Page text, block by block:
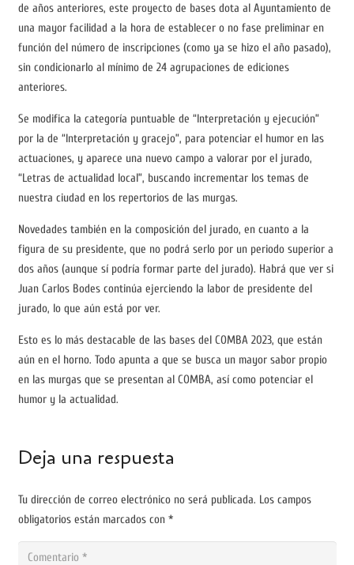
de años anteriores, este proyecto de bases dota al Ayuntamiento de
una mayor facilidad a la hora de establecer o no fase preliminar en
función del número de inscripciones (como ya se hizo el año pasado),
sin condicionarlo al mínimo de 24 agrupaciones de ediciones
anteriores.
Se modifica la categoría puntuable de “Interpretación y ejecución”
por la de “Interpretación y gracejo”, para potenciar el humor en las
actuaciones, y aparece una nuevo campo a valorar por el jurado,
“Letras de actualidad local”, buscando incrementar los temas de
nuestra ciudad en los repertorios de las murgas.
Novedades también en la composición del jurado, en cuanto a la
figura de su presidente, que no podrá serlo por un periodo superior a
dos años (aunque sí podría formar parte del jurado). Habrá que ver si
Juan Carlos Bodes continúa ejerciendo la labor de presidente del
jurado, lo que aún está por ver.
Esto es lo más destacable de las bases del COMBA 2023, que están
aún en el horno. Todo apunta a que se busca un mayor sabor propio
en las murgas que se presentan al COMBA, así como potenciar el
humor y la actualidad.
Deja una respuesta
Tu dirección de correo electrónico no será publicada. Los campos
obligatorios están marcados con *